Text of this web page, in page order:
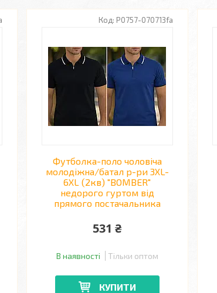
P0757-070713fa
Футболка-поло чоловіча
молодіжна/батал р-ри 3XL-
6XL (2кв) "BOMBER"
недорого гуртом від
прямого постачальника
531 ₴
В наявності Тільки оптом
КУПИТИ